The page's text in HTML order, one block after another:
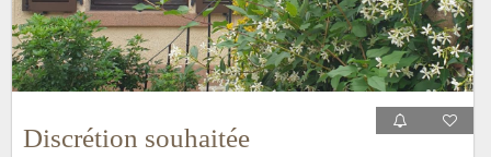
Discrétion souhaitée